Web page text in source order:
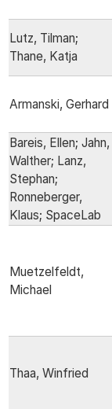
Lutz, Tilman;
Thane, Katja
Armanski, Gerhard
Bareis, Ellen; Jahn,
Walther; Lanz,
Stephan;
Ronneberger,
Klaus; SpaceLab
Muetzelfeldt,
Michael
Thaa, Winfried